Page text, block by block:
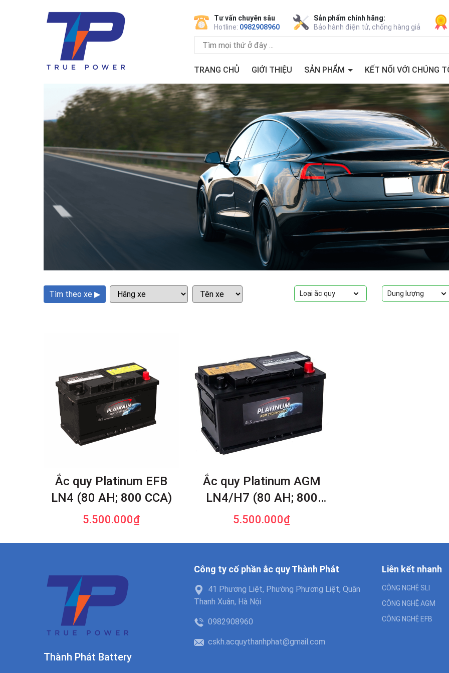
Tư vấn chuyên sâu
Hotline: 0982908960
Sản phẩm chính hãng:
Bảo hành điện tử, chống hàng giả
TRANG CHỦ GIỚI THIỆU SẢN PHẨM KẾT NỐI VỚI CHÚNG
Tìm theo xe ▶ Loại ắc quy Dung lượng
Ắc quy Platinum EFB
LN4 (80 AH; 800 CCA)
5.500.000₫
Ắc quy Platinum AGM
LN4/H7 (80 AH; 800
CCA)
5.500.000₫
Thành Phát Battery
Công ty cổ phần ắc quy Thành Phát
41 Phương Liệt, Phường Phương Liệt, Quận
Thanh Xuân, Hà Nội
0982908960
cskh.acquythanhphat@gmail.com
Liên kết nhanh
CÔNG NGHỆ SLI
CÔNG NGHỆ AGM
CÔNG NGHỆ EFB